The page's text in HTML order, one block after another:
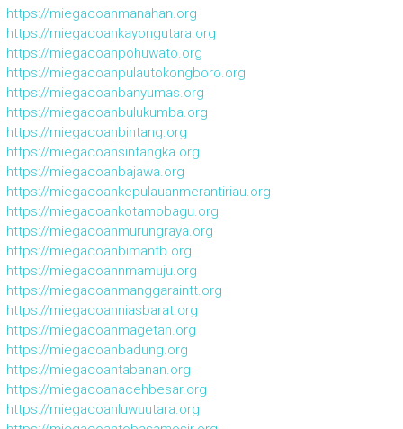
https://miegacoanmanahan.org
https://miegacoankayongutara.org
https://miegacoanpohuwato.org
https://miegacoanpulautokongboro.org
https://miegacoanbanyumas.org
https://miegacoanbulukumba.org
https://miegacoanbintang.org
https://miegacoansintangka.org
https://miegacoanbajawa.org
https://miegacoankepulauanmerantiriau.org
https://miegacoankotamobagu.org
https://miegacoanmurungraya.org
https://miegacoanbimantb.org
https://miegacoannmamuju.org
https://miegacoanmanggaraintt.org
https://miegacoanniasbarat.org
https://miegacoanmagetan.org
https://miegacoanbadung.org
https://miegacoantabanan.org
https://miegacoanacehbesar.org
https://miegacoanluwuutara.org